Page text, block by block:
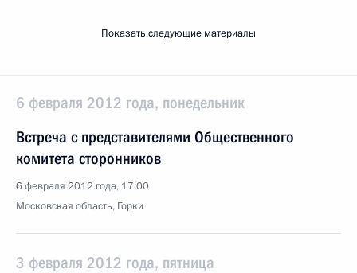
Показать следующие материалы
6 февраля 2012 года, понедельник
Встреча с представителями Общественного
комитета сторонников
6 февраля 2012 года, 17:00
Московская область, Горки
3 февраля 2012 года, пятница